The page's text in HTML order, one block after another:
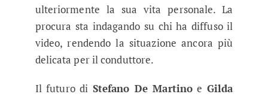
ulteriormente la sua vita personale. La
procura sta indagando su chi ha diffuso il
video, rendendo la situazione ancora più
delicata per il conduttore.
Il futuro di Stefano De Martino e Gilda